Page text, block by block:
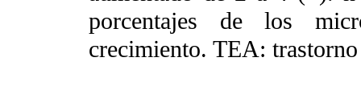
porcentajes de los
crecimiento. TEA: